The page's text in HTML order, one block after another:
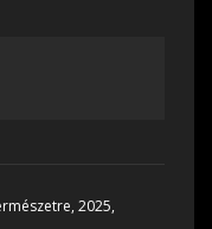
2025,